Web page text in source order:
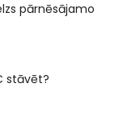
pārnēsājamo
stāvēt?